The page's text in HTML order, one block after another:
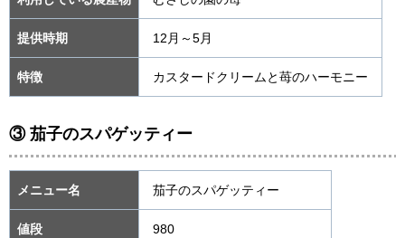
提供時期 12月～5月
特徴 カスタードクリームと苺のハーモニー
③ 茄子のスパゲッティー
メニュー名 茄子のスパゲッティー
値段 980